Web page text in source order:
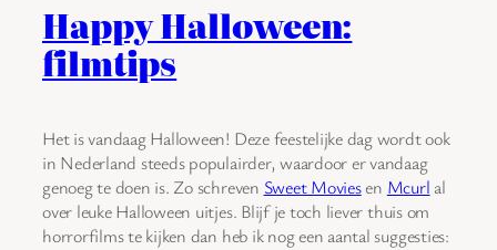
Happy Halloween:
filmtips
Het is vandaag Halloween! Deze feestelijke dag wordt ook
in Nederland steeds populairder, waardoor er vandaag
genoeg te doen is. Zo schreven Sweet Moviesen Mcurl al
over leuke Halloween uitjes. Blijf je toch liever thuis om
horrorfilms te kijken dan heb ik nog een aantal suggesties: